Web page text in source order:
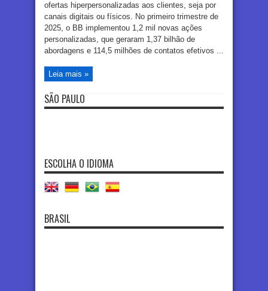
ofertas hiperpersonalizadas aos clientes, seja por
canais digitais ou físicos. No primeiro trimestre de
2025, o BB implementou 1,2 mil novas ações
personalizadas, que geraram 1,37 bilhão de
abordagens e 114,5 milhões de contatos efetivos ...
Leia mais »
SÃO PAULO
ESCOLHA O IDIOMA
BRASIL